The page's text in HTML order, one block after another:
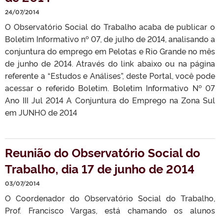
24/07/2014
O Observatório Social do Trabalho acaba de publicar o
Boletim Informativo nº 07, de julho de 2014, analisando a
conjuntura do emprego em Pelotas e Rio Grande no mês
de junho de 2014. Através do link abaixo ou na página
referente a “Estudos e Análises”, deste Portal, você pode
acessar o referido Boletim. Boletim Informativo Nº 07
Ano III Jul 2014 A Conjuntura do Emprego na Zona Sul
em JUNHO de 2014
Reunião do Observatório Social do
Trabalho, dia 17 de junho de 2014
03/07/2014
O Coordenador do Observatório Social do Trabalho,
Prof. Francisco Vargas, está chamando os alunos